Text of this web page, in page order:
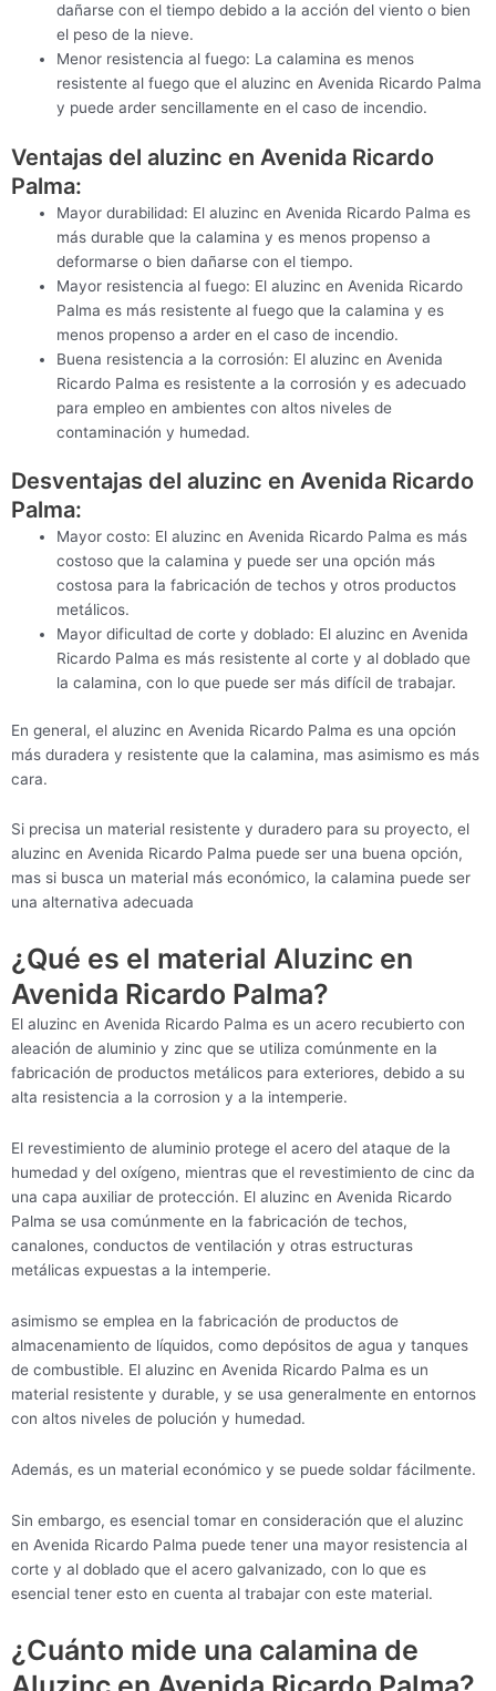
dañarse con el tiempo debido a la acción del viento o bien
el peso de la nieve.
Menor resistencia al fuego: La calamina es menos
resistente al fuego que el aluzinc en Avenida Ricardo Palma
y puede arder sencillamente en el caso de incendio.
Ventajas del aluzinc en Avenida Ricardo
Palma:
Mayor durabilidad: El aluzinc en Avenida Ricardo Palma es
más durable que la calamina y es menos propenso a
deformarse o bien dañarse con el tiempo.
Mayor resistencia al fuego: El aluzinc en Avenida Ricardo
Palma es más resistente al fuego que la calamina y es
menos propenso a arder en el caso de incendio.
Buena resistencia a la corrosión: El aluzinc en Avenida
Ricardo Palma es resistente a la corrosión y es adecuado
para empleo en ambientes con altos niveles de
contaminación y humedad.
Desventajas del aluzinc en Avenida Ricardo
Palma:
Mayor costo: El aluzinc en Avenida Ricardo Palma es más
costoso que la calamina y puede ser una opción más
costosa para la fabricación de techos y otros productos
metálicos.
Mayor dificultad de corte y doblado: El aluzinc en Avenida
Ricardo Palma es más resistente al corte y al doblado que
la calamina, con lo que puede ser más difícil de trabajar.
En general, el aluzinc en Avenida Ricardo Palma es una opción
más duradera y resistente que la calamina, mas asimismo es más
cara.
Si precisa un material resistente y duradero para su proyecto, el
aluzinc en Avenida Ricardo Palma puede ser una buena opción,
mas si busca un material más económico, la calamina puede ser
una alternativa adecuada
¿Qué es el material Aluzinc en
Avenida Ricardo Palma?
El aluzinc en Avenida Ricardo Palma es un acero recubierto con
aleación de aluminio y zinc que se utiliza comúnmente en la
fabricación de productos metálicos para exteriores, debido a su
alta resistencia a la corrosion y a la intemperie.
El revestimiento de aluminio protege el acero del ataque de la
humedad y del oxígeno, mientras que el revestimiento de cinc da
una capa auxiliar de protección. El aluzinc en Avenida Ricardo
Palma se usa comúnmente en la fabricación de techos,
canalones, conductos de ventilación y otras estructuras
metálicas expuestas a la intemperie.
asimismo se emplea en la fabricación de productos de
almacenamiento de líquidos, como depósitos de agua y tanques
de combustible. El aluzinc en Avenida Ricardo Palma es un
material resistente y durable, y se usa generalmente en entornos
con altos niveles de polución y humedad.
Además, es un material económico y se puede soldar fácilmente.
Sin embargo, es esencial tomar en consideración que el aluzinc
en Avenida Ricardo Palma puede tener una mayor resistencia al
corte y al doblado que el acero galvanizado, con lo que es
esencial tener esto en cuenta al trabajar con este material.
¿Cuánto mide una calamina de